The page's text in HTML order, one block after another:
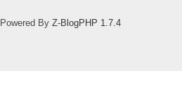
Powered By Z-BlogPHP 1.7.4